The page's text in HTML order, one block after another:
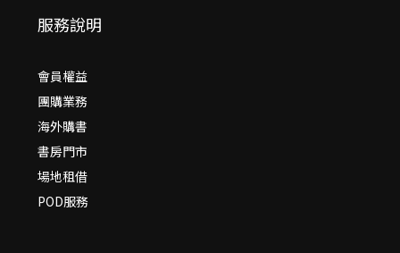
服務說明
會員權益
團購業務
海外購書
書房門市
場地租借
POD服務